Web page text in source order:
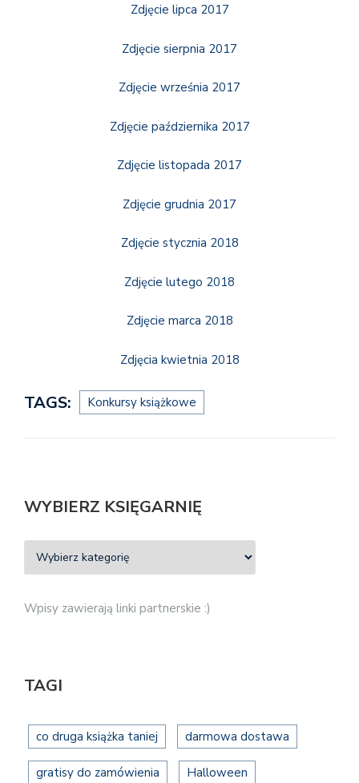
Zdjęcie lipca 2017
Zdjęcie sierpnia 2017
Zdjęcie września 2017
Zdjęcie października 2017
Zdjęcie listopada 2017
Zdjęcie grudnia 2017
Zdjęcie stycznia 2018
Zdjęcie lutego 2018
Zdjęcie marca 2018
Zdjęcia kwietnia 2018
TAGS: Konkursy książkowe
WYBIERZ KSIĘGARNIĘ
Wpisy zawierają linki partnerskie :)
TAGI
co druga książka taniej darmowa dostawa
gratisy do zamówienia Halloween